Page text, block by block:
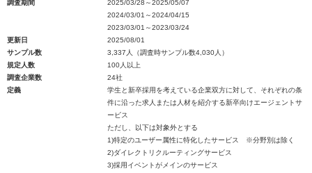
調査期間
2025/03/28～2025/05/07
2024/03/01～2024/04/15
2023/03/01～2023/03/24
更新日
2025/08/01
サンプル数
3,337人（調査時サンプル数4,030人）
規定人数
100人以上
調査企業数
24社
定義
学生と新卒採用を考えている企業双方に対して、それぞれの条
件に沿った求人または人材を紹介する新卒向けエージェントサ
ービス
ただし、以下は対象外とする
1)特定のユーザー属性に特化したサービス ※分野別は除く
2)ダイレクトリクルーティングサービス
3)採用イベントがメインのサービス